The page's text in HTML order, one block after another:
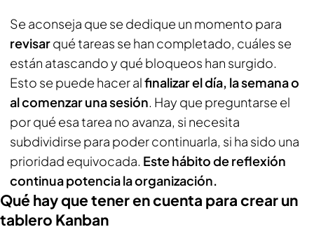
Se aconseja que se dedique un momento para
revisarqué tareas se han completado, cuáles se
están atascando y qué bloqueos han surgido.
Esto se puede hacer alfinalizar el día, la semana o
al comenzar una sesión. Hay que preguntarse el
por qué esa tarea no avanza, si necesita
subdividirse para poder continuarla, si ha sido una
prioridad equivocada. Este hábito de reflexión
continua potencia la organización.
Qué hay que tener en cuenta para crear un
tablero Kanban